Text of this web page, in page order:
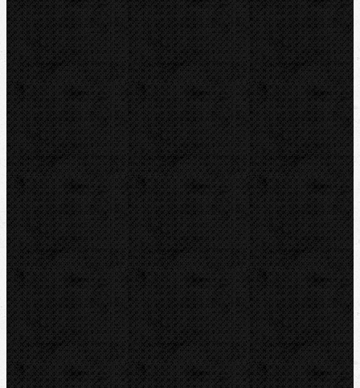
VIRAX
ZENTEN
Kontakt
NIPO Tools s.r.o
Lipová 7
CZ-763 26 LUHAČOVICE
Telefon obj.:
602 719 020
Telefon fakt.:
608 719 020
E-mail:
nipo@nipo.cz
Platební brána GOPAY